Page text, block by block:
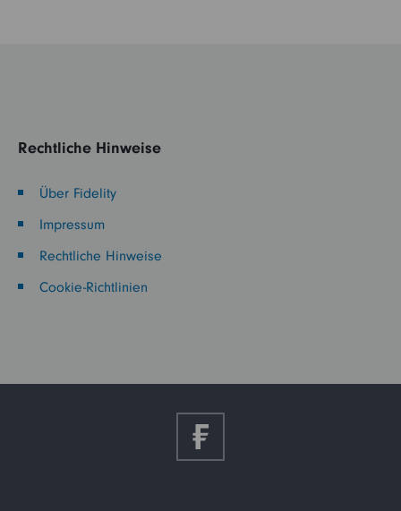
Rechtliche Hinweise
Über Fidelity
Impressum
Rechtliche Hinweise
Cookie-Richtlinien